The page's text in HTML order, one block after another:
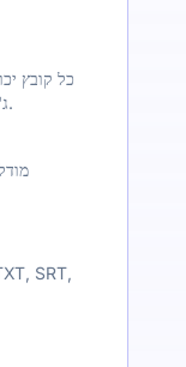
ג'יגה-בייט. העלה 50 קבצים בו זמנית.